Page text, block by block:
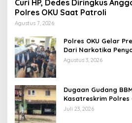
Curi HP, Dedes Diringkus
Polres OKU Saat Patroli
Agustus 7, 2026
Polres OKU Gelar
Dari Narkotika
Hingga Kasus Korupsi
Agustus 3, 2026
Dugaan Gudang
Kasatreskrim Polres
Pasang Police Line
Juli 23, 2026